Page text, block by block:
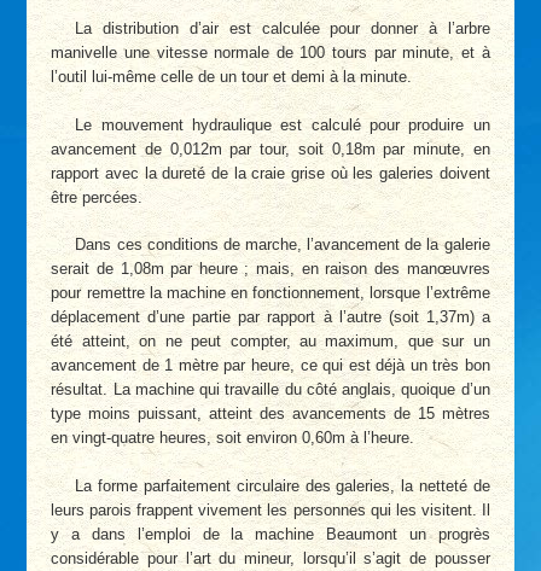
La distribution d’air est calculée pour donner à l’arbre
manivelle une vitesse normale de 100 tours par minute, et à
l’outil lui-même celle de un tour et demi à la minute.
Le mouvement hydraulique est calculé pour produire un
avancement de 0,012m par tour, soit 0,18m par minute, en
rapport avec la dureté de la craie grise où les galeries doivent
être percées.
Dans ces conditions de marche, l’avancement de la galerie
serait de 1,08m par heure ; mais, en raison des manœuvres
pour remettre la machine en fonctionnement, lorsque l’extrême
déplacement d’une partie par rapport à l’autre (soit 1,37m) a
été atteint, on ne peut compter, au maximum, que sur un
avancement de 1 mètre par heure, ce qui est déjà un très bon
résultat. La machine qui travaille du côté anglais, quoique d’un
type moins puissant, atteint des avancements de 15 mètres
en vingt-quatre heures, soit environ 0,60m à l’heure.
La forme parfaitement circulaire des galeries, la netteté de
leurs parois frappent vivement les personnes qui les visitent. Il
y a dans l’emploi de la machine Beaumont un progrès
considérable pour l’art du mineur, lorsqu’il s’agit de pousser